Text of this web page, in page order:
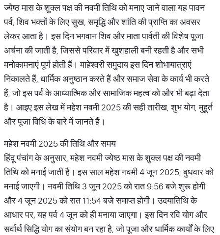
ज्येष्ठ मास के शुक्ल पक्ष की नवमी तिथि को मनाए जाने वाला यह पावन
पर्व, शिव भक्तों के लिए सुख, समृद्धि और शांति की प्राप्ति का अवसर
लेकर आता है। इस दिन भगवान शिव और माता पार्वती की विशेष पूजा-
अर्चना की जाती है, जिससे परिवार में खुशहाली बनी रहती है और सभी
मनोकामनाएं पूर्ण होती हैं। माहेश्वरी समुदाय इस दिन शोभायात्राएं
निकालते हैं, धार्मिक अनुष्ठान करते हैं और समाज सेवा के कार्य भी करते
हैं, जो इस पर्व के आध्यात्मिक और सामाजिक महत्व को और भी बढ़ा देता
है। आइए इस लेख में महेश नवमी 2025 की सही तारीख, शुभ योग, मुहूर्त
और पूजा विधि के बारे में जानते हैं।
महेश नवमी 2025 की तिथि और समय
हिंदू पंचांग के अनुसार, महेश नवमी ज्येष्ठ मास के शुक्ल पक्ष की नवमी
तिथि को मनाई जाती है। इस साल महेश नवमी 4 जून 2025, बुधवार को
मनाई जाएगी। नवमी तिथि 3 जून 2025 को रात 9:56 बजे शुरू होगी
और 4 जून 2025 को रात 11:54 बजे समाप्त होगी। उदयातिथि के
आधार पर, यह पर्व 4 जून को ही मनाया जाएगा। इस दिन रवि योग और
सर्वार्थ सिद्धि योग का संयोग बन रहा है, जो पूजा और धार्मिक कार्यों के लिए